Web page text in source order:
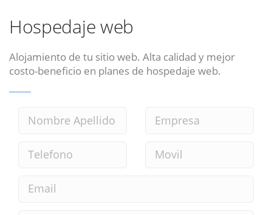
Hospedaje web
Alojamiento de tu sitio web. Alta calidad y mejor
costo-beneficio en planes de hospedaje web.